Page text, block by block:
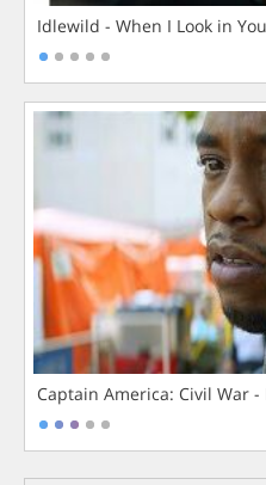
Idlewild - When I Look in
Captain America: Civil War